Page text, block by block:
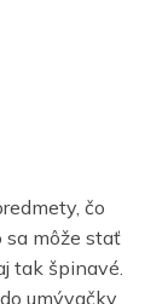
čo
sa môže stať
tak špinavé.
umývačky